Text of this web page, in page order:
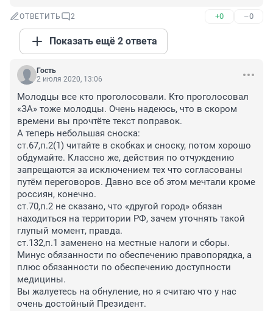
ОТВЕТИТЬ 2 +0 –0
Показать ещё 2 ответа
Гость
2 июля 2020, 13:06
Молодцы все кто проголосовали. Кто проголосовал
«ЗА» тоже молодцы. Очень надеюсь, что в скором
времени вы прочтёте текст поправок.
А теперь небольшая сноска:
ст.67,п.2(1) читайте в скобках и сноску, потом хорошо
обдумайте. Классно же, действия по отчуждению
запрещаются за исключением тех что согласованы
путём переговоров. Давно все об этом мечтали кроме
россиян, конечно.
ст.70,п.2 не сказано, что «другой город» обязан
находиться на территории РФ, зачем уточнять такой
глупый момент, правда.
ст.132,п.1 заменено на местные налоги и сборы.
Минус обязанности по обеспечению правопорядка, а
плюс обязанности по обеспечению доступности
медицины.
Вы жалуетесь на обнуление, но я считаю что у нас
очень достойный Президент.